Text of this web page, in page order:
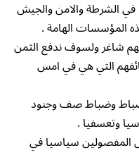
في الشرطة والامن والجيش
المؤسسات الهامة .
شاغر ولسوف ندفع الثمن
التي هي في امس
وضباط صف وجنود
وتعسفيا .
المفصولين سياسيا في